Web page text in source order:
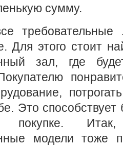
сумму.
требовательные
Для этого стоит
зал, где
Это
модели тоже